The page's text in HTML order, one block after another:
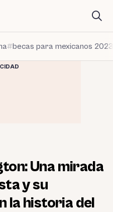
becas para mexicanos 2023
Una mirada
y su
la historia del